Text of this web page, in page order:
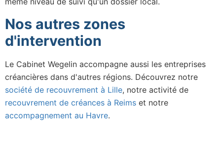
Nos autres zones
d'intervention
Le Cabinet Wegelin accompagne aussi les entreprises
créancières dans d'autres régions. Découvrez notre
société de recouvrement à Lille, notre activité de
recouvrement de créances à Reims et notre
accompagnement au Havre.